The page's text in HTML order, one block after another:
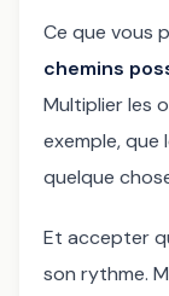
Ce que vous
chemins
Multiplier les
exemple, que
quelque
Et accepter
son rythme.